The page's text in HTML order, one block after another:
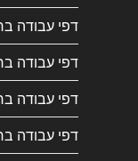
דפי עבודה
דפי עבודה
דפי עבודה
דפי עבודה